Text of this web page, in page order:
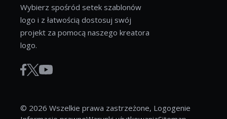
Wybierz spośród setek szablonów
logo i z łatwością dostosuj swój
projekt za pomocą naszego kreatora
logo.
© 2026 Wszelkie prawa zastrzeżone, Logogenie